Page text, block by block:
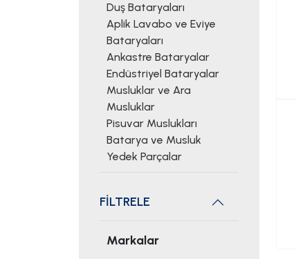
Duş Bataryaları
Aplik Lavabo ve Eviye
Bataryaları
Ankastre Bataryalar
Endüstriyel Bataryalar
Musluklar ve Ara
Musluklar
Pisuvar Muslukları
Batarya ve Musluk
Yedek Parçalar
FİLTRELE
Markalar